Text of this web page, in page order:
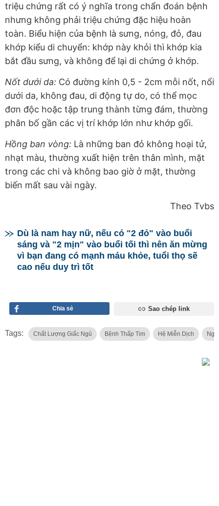
triệu chứng rất có ý nghĩa trong chẩn đoán bệnh
nhưng không phải triệu chứng đặc hiệu hoàn
toàn. Biểu hiện của bệnh là sưng, nóng, đỏ, đau
khớp kiểu di chuyển: khớp này khỏi thì khớp kia
bắt đầu sưng, và không để lại di chứng ở khớp.
Nốt dưới da: Có đường kính 0,5 - 2cm mỗi nốt, nổi
dưới da, không đau, di động tự do, có thể mọc
đơn độc hoặc tập trung thành từng đám, thường
phân bố gần các vị trí khớp lớn như khớp gối.
Hồng ban vòng: Là những ban đỏ không hoại tử,
nhạt màu, thường xuất hiện trên thân mình, mặt
trong các chi và không bao giờ ở mặt, thường
biến mất sau vài ngày.
Theo Tvbs
Dù là nam hay nữ, nếu có "2 đỏ" vào buổi
sáng và "2 mịn" vào buổi tối thì nên ăn mừng
vì bạn đang có mạnh máu khỏe, tuổi thọ sẽ
cao nếu duy trì tốt
Chia sẻ Sao chép link
Tags: Chất Lượng Giấc Ngủ Bệnh Thấp Tim Hệ Miễn Dịch